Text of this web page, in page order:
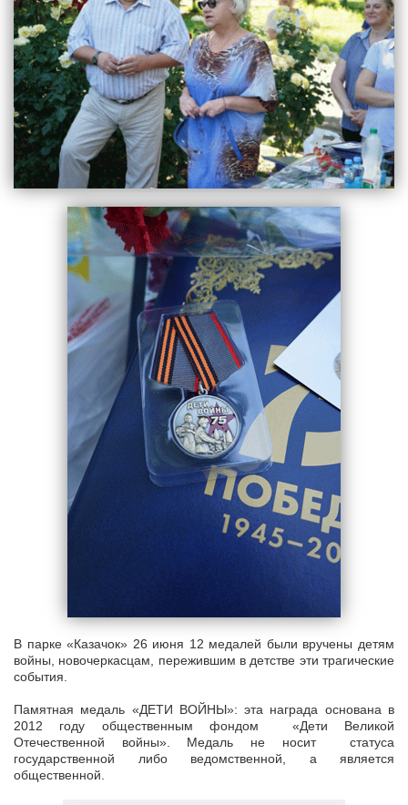
В парке «Казачок» 26 июня 12 медалей были вручены детям
войны, новочеркасцам, пережившим в детстве эти трагические
события.
Памятная медаль «ДЕТИ ВОЙНЫ»: эта награда основана в
2012 году общественным фондом «Дети Великой
Отечественной войны». Медаль не носит статуса
государственной либо ведомственной, а является
общественной.